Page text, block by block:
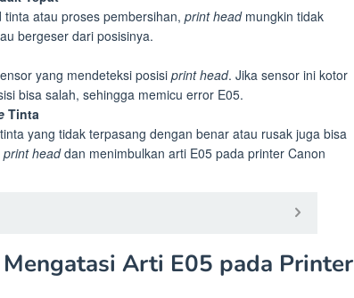
atau proses pembersihan, print headmungkin tidak
bergeser dari posisinya.
yang mendeteksi posisi print head. Jika sensor ini kotor
bisa salah, sehingga memicu error E05.
Tinta
tinta yang tidak terpasang dengan benar atau rusak juga bisa
print headdan menimbulkan arti E05 pada printer Canon
Arti E05 pada Printer